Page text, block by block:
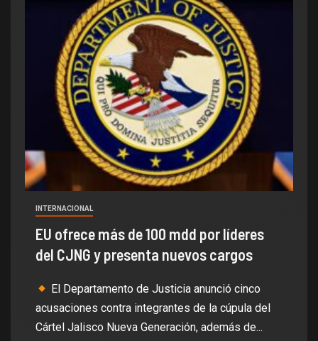
INTERNACIONAL
EU ofrece más de 100 mdd por líderes
del CJNG y presenta nuevos cargos
El Departamento de Justicia anunció cinco
acusaciones contra integrantes de la cúpula del
Cártel Jalisco Nueva Generación, además de...